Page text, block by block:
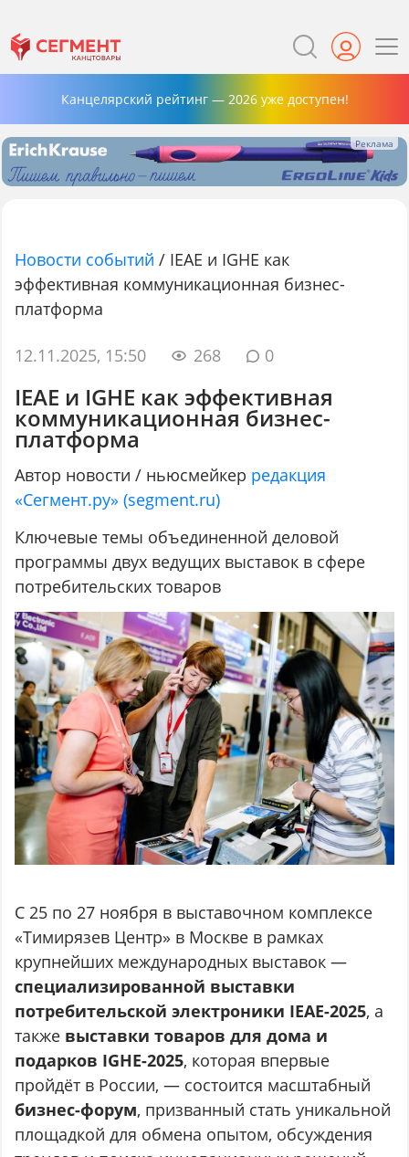
Канцелярский рейтинг — 2026 уже доступен!
Новости событий / IEAE и IGHE как
эффективная коммуникационная бизнес-
платформа
12.11.2025, 15:50 268 0
IEAE и IGHE как эффективная
коммуникационная бизнес-
платформа
Автор новости / ньюсмейкер редакция
«Сегмент.ру» (segment.ru)
Ключевые темы объединенной деловой
программы двух ведущих выставок в сфере
потребительских товаров
С 25 по 27 ноября в выставочном комплексе
«Тимирязев Центр» в Москве в рамках
крупнейших международных выставок —
специализированной выставки
потребительской электроники IEAE-2025, а
также выставки товаров для дома и
подарков IGHE-2025, которая впервые
пройдёт в России, — состоится масштабный
бизнес-форум, призванный стать уникальной
площадкой для обмена опытом, обсуждения